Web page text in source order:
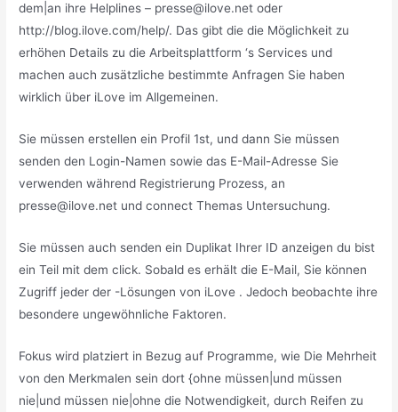
dem|an ihre Helplines – presse@ilove.net oder
http://blog.ilove.com/help/. Das gibt die die Möglichkeit zu
erhöhen Details zu die Arbeitsplattform ‘s Services und
machen auch zusätzliche bestimmte Anfragen Sie haben
wirklich über iLove im Allgemeinen.
Sie müssen erstellen ein Profil 1st, und dann Sie müssen
senden den Login-Namen sowie das E-Mail-Adresse Sie
verwenden während Registrierung Prozess, an
presse@ilove.net und connect Themas Untersuchung.
Sie müssen auch senden ein Duplikat Ihrer ID anzeigen du bist
ein Teil mit dem click. Sobald es erhält die E-Mail, Sie können
Zugriff jeder der -Lösungen von iLove . Jedoch beobachte ihre
besondere ungewöhnliche Faktoren.
Fokus wird platziert in Bezug auf Programme, wie Die Mehrheit
von den Merkmalen sein dort {ohne müssen|und müssen
nie|und müssen nie|ohne die Notwendigkeit, durch Reifen zu